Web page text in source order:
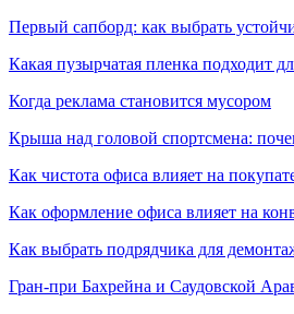
Первый сапборд: как выбрать
Какая пузырчатая пленка подходит
Когда реклама становится мусором
Крыша над головой спортсмена:
Как чистота офиса влияет на
Как оформление офиса влияет на
Как выбрать подрядчика для
Гран-при Бахрейна и Саудовской